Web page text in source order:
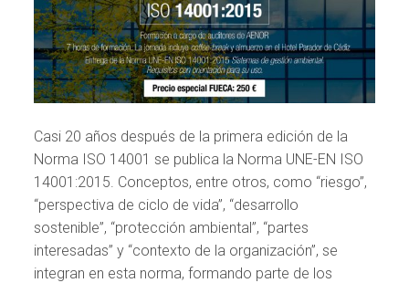
Casi 20 años después de la primera edición de la
Norma ISO 14001 se publica la Norma UNE-EN ISO
14001:2015. Conceptos, entre otros, como “riesgo”,
“perspectiva de ciclo de vida”, “desarrollo
sostenible”, “protección ambiental”, “partes
interesadas” y “contexto de la organización”, se
integran en esta norma, formando parte de los